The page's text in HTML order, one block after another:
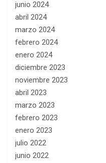
junio 2024
abril 2024
marzo 2024
febrero 2024
enero 2024
diciembre 2023
noviembre 2023
abril 2023
marzo 2023
febrero 2023
enero 2023
julio 2022
junio 2022